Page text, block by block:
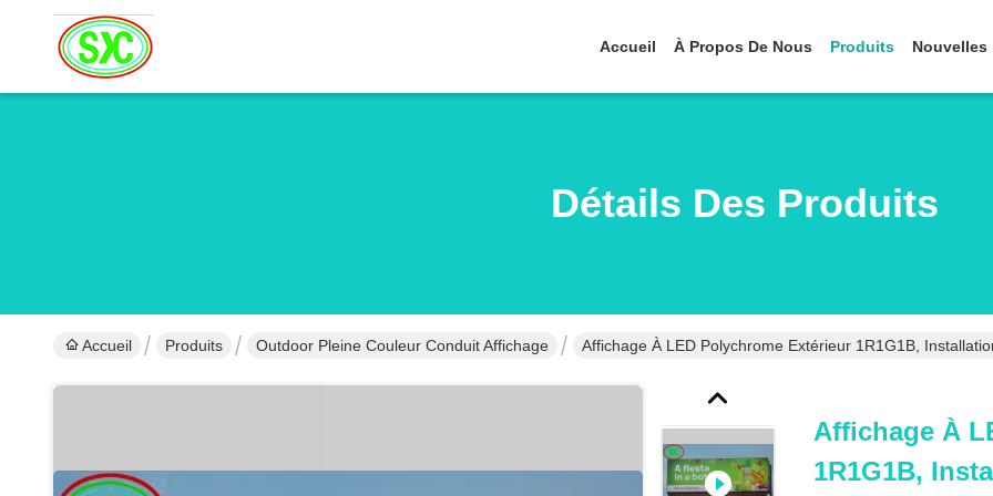
Accueil À Propos De Nous Produits Nouvelles
Détails Des Produits
Accueil Produits Outdoor Pleine Couleur Conduit Affichage Affichage À LED Polychrome Extérieur 1R1G1B,
Affichage À
1R1G1B,